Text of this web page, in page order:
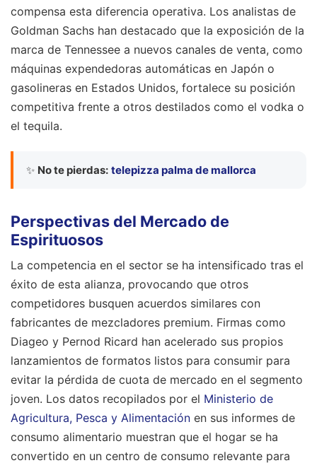
compensa esta diferencia operativa. Los analistas de
Goldman Sachs han destacado que la exposición de la
marca de Tennessee a nuevos canales de venta, como
máquinas expendedoras automáticas en Japón o
gasolineras en Estados Unidos, fortalece su posición
competitiva frente a otros destilados como el vodka o
el tequila.
✨ No te pierdas: telepizza palma de mallorca
Perspectivas del Mercado de
Espirituosos
La competencia en el sector se ha intensificado tras el
éxito de esta alianza, provocando que otros
competidores busquen acuerdos similares con
fabricantes de mezcladores premium. Firmas como
Diageo y Pernod Ricard han acelerado sus propios
lanzamientos de formatos listos para consumir para
evitar la pérdida de cuota de mercado en el segmento
joven. Los datos recopilados por el Ministerio de
Agricultura, Pesca y Alimentación en sus informes de
consumo alimentario muestran que el hogar se ha
convertido en un centro de consumo relevante para